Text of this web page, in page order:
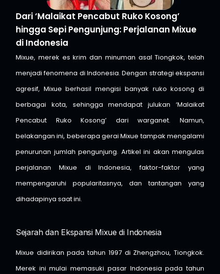
Dari ‘Malaikat Pencabut Ruko Kosong’
hingga Sepi Pengunjung: Perjalanan Mixue
di Indonesia
Mixue, merek es krim dan minuman asal Tiongkok, telah
menjadi fenomena di Indonesia. Dengan strategi ekspansi
agresif, Mixue berhasil mengisi banyak ruko kosong di
berbagai kota, sehingga mendapat julukan ‘Malaikat
Pencabut Ruko Kosong’ dari warganet. Namun,
belakangan ini, beberapa gerai Mixue tampak mengalami
penurunan jumlah pengunjung. Artikel ini akan mengulas
perjalanan Mixue di Indonesia, faktor-faktor yang
mempengaruhi popularitasnya, dan tantangan yang
dihadapinya saat ini.​
Sejarah dan Ekspansi Mixue di Indonesia
Mixue didirikan pada tahun 1997 di Zhengzhou, Tiongkok.
Merek ini mulai memasuki pasar Indonesia pada tahun